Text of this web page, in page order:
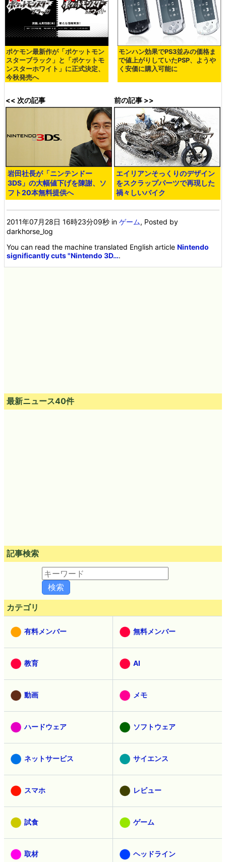
ポケモン最新作が「ポケットモン
スターブラック」と「ポケットモ
ンスターホワイト」に正式決定、
今秋発売へ
モンハン効果でPS3並みの価格ま
で値上がりしていたPSP、ようや
く安価に購入可能に
<< 次の記事
岩田社長が「ニンテンドー
3DS」の大幅値下げを陳謝、ソ
フト20本無料提供へ
前の記事 >>
エイリアンそっくりのデザイン
をスクラップパーツで再現した
禍々しいバイク
2011年07月28日 16時23分09秒 inゲーム, Posted by
darkhorse_log
You can read the machine translated English articleNintendo
significantly cuts "Nintendo 3D….
最新ニュース40件
記事検索
カテゴリ
有料メンバー 無料メンバー
教育 AI
動画 メモ
ハードウェア ソフトウェア
ネットサービス サイエンス
スマホ レビュー
試食 ゲーム
取材 ヘッドライン